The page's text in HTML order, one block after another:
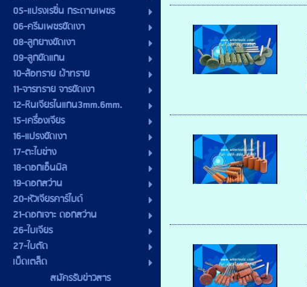
05-แปรงเรซิ่น กระดาษเพชร
06-ครีมเพชรขัดเงา
08-ลูกยางขัดเงา
09-ลูกขัดแกน
10-ล้อทราย ผ้าทราย
11-จารทราย จารขัดเงา
12-หินเจียรไนแกน3mm.6mm.
15-เครื่องเจียร
16-แปรงขัดเงา
17-ตะไบช่าง
18-ดอกเอ็นมิล
19-ดอกสว่าน
20-หัวเจียรคาร์ไบด์
21-ดอกเจาะ ดอกสว่าน
26-ใบเจียร
27-ใบตัด
เบ็ดเตล็ด
สมัครรับข่าวสาร